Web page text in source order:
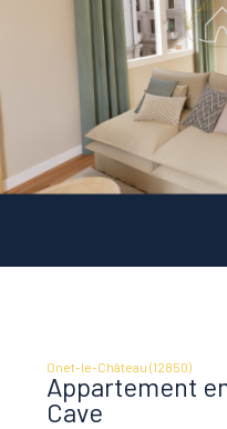
Onet-le-Château (12850)
Appartement
Cave